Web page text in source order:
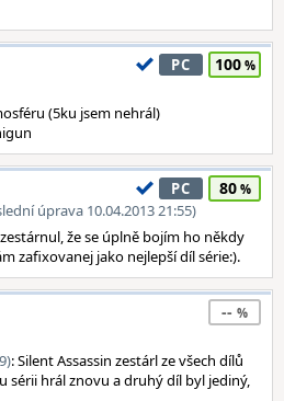
PC 100
(5ku jsem nehrál)
úprava 10.04.2013 21:55)
PC 80
že se úplně bojím ho někdy
zafixovanej jako nejlepší díl série:).
--
: Silent Assassin zestárl ze všech dílů
sérii hrál znovu a druhý díl byl jediný,